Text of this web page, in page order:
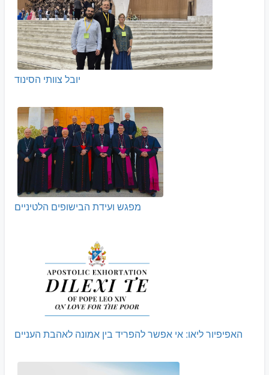
יובל צוותי הסינוד
מפגש ועידת הבישופים הלטיניים
האפיפיור ליאו: אי אפשר להפריד בין אמונה לאהבת העניים